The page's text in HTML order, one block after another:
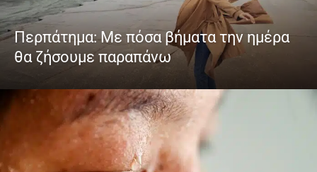
Περπάτημα: Με πόσα βήματα την ημέρα
θα ζήσουμε παραπάνω